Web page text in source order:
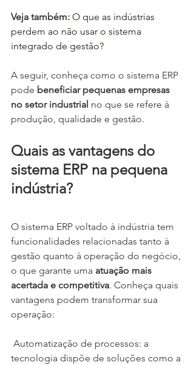
Veja também: O que as indústrias
perdem ao não usar o sistema
integrado de gestão?
A seguir, conheça como o sistema ERP
pode beneficiar pequenas empresas
no setor industrial no que se refere à
produção, qualidade e gestão.
Quais as vantagens do
sistema ERP na pequena
indústria?
O sistema ERP voltado à indústria tem
funcionalidades relacionadas tanto à
gestão quanto à operação do negócio,
o que garante uma atuação mais
acertada e competitiva. Conheça quais
vantagens podem transformar sua
operação:
tecnologia dispõe de soluções como a